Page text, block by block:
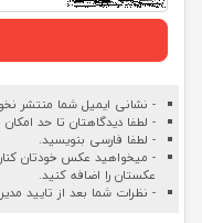
- نشانی ایمیل شما منتشر
- لطفا دیدگاهتان تا حد
- لطفا فارسی بنویسید.
- میخواهید عکس خودتان
عکستان را اضافه کنید.
- نظرات شما بعد از تایید